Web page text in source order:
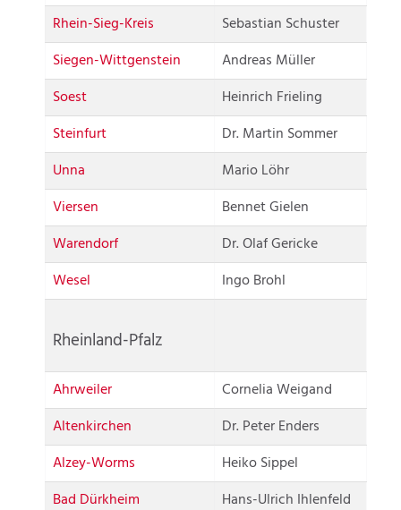
Rhein-Sieg-Kreis
Sebastian Schuster
Siegen-Wittgenstein
Andreas Müller
Soest
Heinrich Frieling
Steinfurt
Dr. Martin Sommer
Unna
Mario Löhr
Viersen
Bennet Gielen
Warendorf
Dr. Olaf Gericke
Wesel
Ingo Brohl
Rheinland-Pfalz
Ahrweiler
Cornelia Weigand
Altenkirchen
Dr. Peter Enders
Alzey-Worms
Heiko Sippel
Bad Dürkheim
Hans-Ulrich Ihlenfeld